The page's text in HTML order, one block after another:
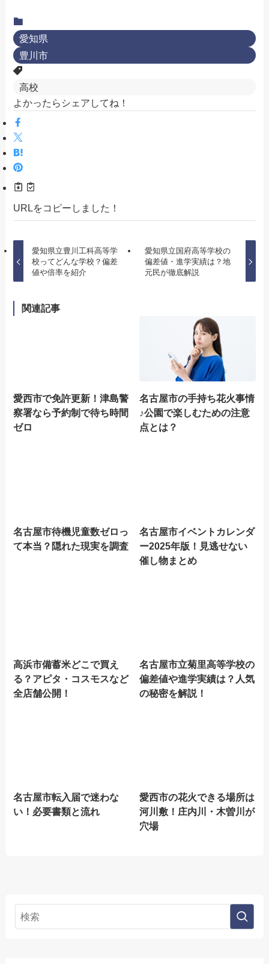
愛知県
豊川市
高校
よかったらシェアしてね！
URLをコピーしました！
愛知県立豊川工科高等学
校ってどんな学校？偏差
値や倍率を紹介
愛知県立国府高等学校の
偏差値・進学実績は？地
元民が徹底解説
関連記事
愛西市で免許更新！津島警
察署なら予約制で待ち時間
ゼロ
名古屋市の手持ち花火事情
♪公園で楽しむための注意
点とは？
名古屋市待機児童数ゼロっ
て本当？隠れた現実を調査
名古屋市イベントカレンダ
ー2025年版！見逃せない
催し物まとめ
高浜市備蓄米どこで買え
る？アピタ・コスモスなど
全店舗公開！
名古屋市立菊里高等学校の
偏差値や進学実績は？人気
の秘密を解説！
名古屋市転入届で迷わな
い！必要書類と流れ
愛西市の花火できる場所は
河川敷！庄内川・木曽川が
穴場